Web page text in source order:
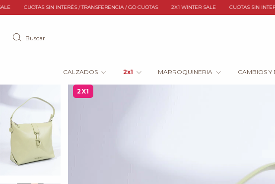
/ GO CUOTAS 2X1 WINTER SALE CUOTAS SIN INTERÉS / TRANSFERENCIA / GO
Buscar
CALZADOS 2x1 MARROQUINERIA CAMBIOS Y
2X1